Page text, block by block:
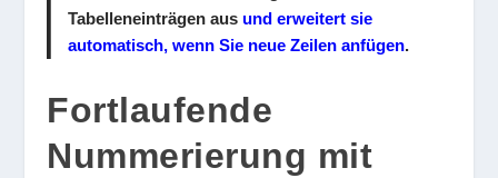
Tabelleneinträgen aus und erweitert sie
automatisch, wenn Sie neue Zeilen anfügen.
Fortlaufende
Nummerierung mit